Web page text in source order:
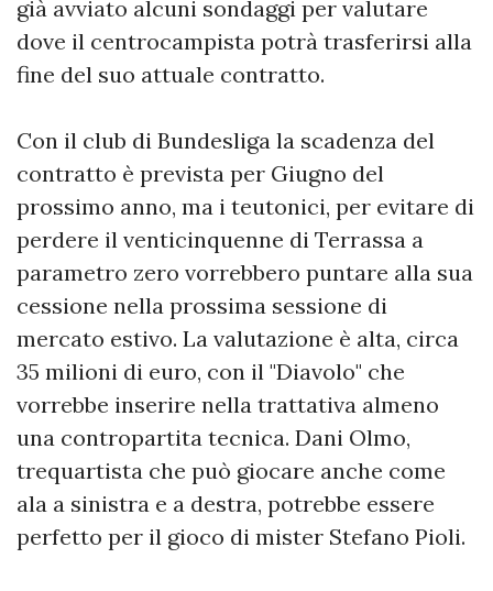
già avviato alcuni sondaggi per valutare
dove il centrocampista potrà trasferirsi alla
fine del suo attuale contratto.
Con il club di Bundesliga la scadenza del
contratto è prevista per Giugno del
prossimo anno, ma i teutonici, per evitare di
perdere il venticinquenne di Terrassa a
parametro zero vorrebbero puntare alla sua
cessione nella prossima sessione di
mercato estivo. La valutazione è alta, circa
35 milioni di euro, con il "Diavolo" che
vorrebbe inserire nella trattativa almeno
una contropartita tecnica. Dani Olmo,
trequartista che può giocare anche come
ala a sinistra e a destra, potrebbe essere
perfetto per il gioco di mister Stefano Pioli.